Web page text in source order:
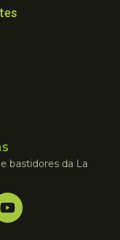
bastidores da La